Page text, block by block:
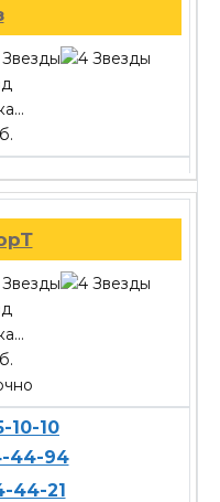
10-10
44-94
44-21